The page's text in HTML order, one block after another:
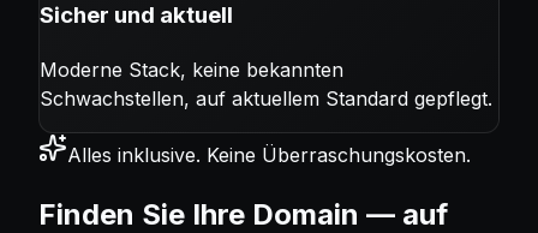
Sicher und aktuell
Moderne Stack, keine bekannten
Schwachstellen, auf aktuellem Standard gepflegt.
Alles inklusive. Keine Überraschungskosten.
Finden Sie Ihre Domain — auf